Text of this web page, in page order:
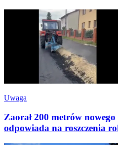
Uwaga
Zaorał 200 metrów
odpowiada na roszczenia